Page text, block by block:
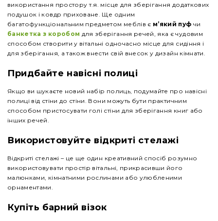
використання простору т.я. місце для зберігання додаткових
подушок і ковдр приховане. Ще одним
багатофункціональним предметом меблів є м’який пуф чи
банкетка з коробом для зберігання речей, яка є чудовим
способом створити у вітальні одночасно місце для сидіння і
для зберігання, а також внести свій внесок у дизайн кімнати.
Придбайте навісні полиці
Якщо ви шукаєте новий набір полиць, подумайте про навісні
полиці від стіни до стіни. Вони можуть бути практичним
способом пристосувати голі стіни для зберігання книг або
інших речей.
Використовуйте відкриті стелажі
Відкриті стелажі – це ще один креативний спосіб розумно
використовувати простір вітальні, прикрасивши його
малюнками, кімнатними рослинами або улюбленими
орнаментами.
Купіть барний візок